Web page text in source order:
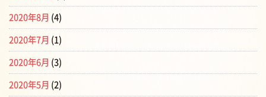
2020年8月 (4)
2020年7月 (1)
2020年6月 (3)
2020年5月 (2)